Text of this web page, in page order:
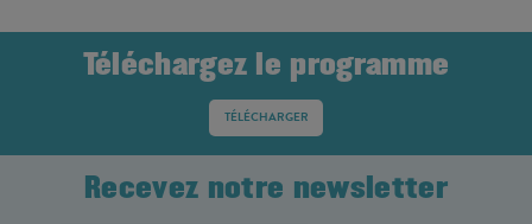
Téléchargez le programme
TÉLÉCHARGER
Recevez notre newsletter